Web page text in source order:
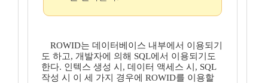
ROWID는 데이터베이스 내부에서 이용되기
도 하고, 개발자에 의해 SQL에서 이용되기도
한다. 인텍스 생성 시, 데이터 액세스 시, SQL
작성 시 이 세 가지 경우에 ROWID를 이용할